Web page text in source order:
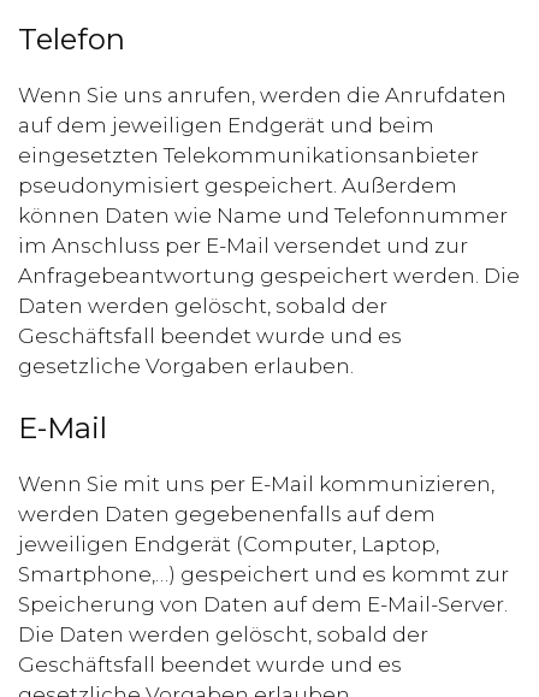
Telefon
Wenn Sie uns anrufen, werden die Anrufdaten
auf dem jeweiligen Endgerät und beim
eingesetzten Telekommunikationsanbieter
pseudonymisiert gespeichert. Außerdem
können Daten wie Name und Telefonnummer
im Anschluss per E-Mail versendet und zur
Anfragebeantwortung gespeichert werden. Die
Daten werden gelöscht, sobald der
Geschäftsfall beendet wurde und es
gesetzliche Vorgaben erlauben.
E-Mail
Wenn Sie mit uns per E-Mail kommunizieren,
werden Daten gegebenenfalls auf dem
jeweiligen Endgerät (Computer, Laptop,
Smartphone,…) gespeichert und es kommt zur
Speicherung von Daten auf dem E-Mail-Server.
Die Daten werden gelöscht, sobald der
Geschäftsfall beendet wurde und es